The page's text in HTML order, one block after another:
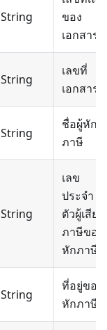
String
ของ
เอกสาร
String
เลขที่
เอกสาร
String
ชื่อผู้หัก
ภาษี
String
เลข
ประจำ
ตัวผู้เสีย
ภาษีของ
หักภาษี
String
ที่อยู่ของ
หักภาษี